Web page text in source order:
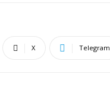
X Telegram